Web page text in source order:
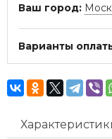
Ваш город:
Варианты